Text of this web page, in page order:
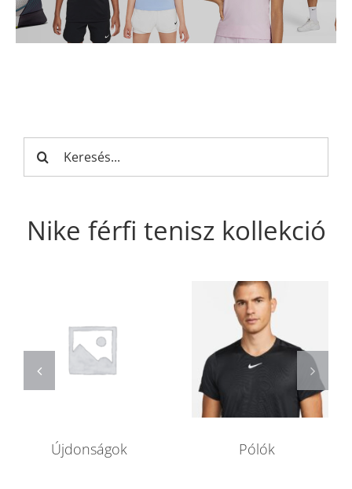
Nike férfi tenisz kollekció
Újdonságok Pólók